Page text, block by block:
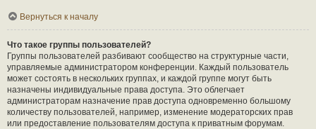
Вернуться к началу
Что такое группы пользователей?
Группы пользователей разбивают сообщество на структурные части,
управляемые администратором конференции. Каждый пользователь
может состоять в нескольких группах, и каждой группе могут быть
назначены индивидуальные права доступа. Это облегчает
администраторам назначение прав доступа одновременно большому
количеству пользователей, например, изменение модераторских прав
или предоставление пользователям доступа к приватным форумам.